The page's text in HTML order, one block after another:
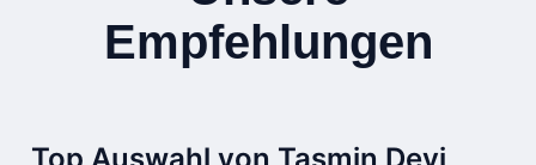
Empfehlungen